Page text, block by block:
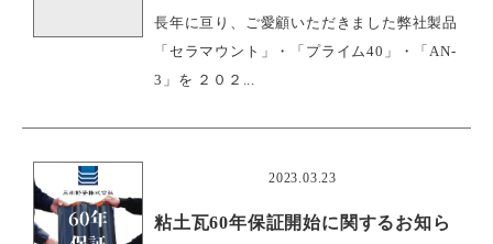
長年に亘り、ご愛顧いただきました弊社製品
「セラマウント」・「プライム40」・「AN-
3」を ２０２...
2023.03.23
粘土瓦60年保証開始に関するお知ら